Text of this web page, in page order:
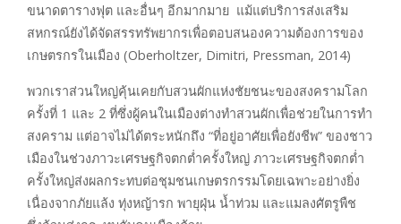
ขนาดตารางฟุต และอื่นๆ อีกมากมาย แม้แต่บริการส่งเสริม
สหกรณ์ยังได้จัดสรรทรัพยากรเพื่อตอบสนองความต้องการของ
เกษตรกรในเมือง (Oberholtzer, Dimitri, Pressman, 2014)
พวกเราส่วนใหญ่คุ้นเคยกับสวนผักแห่งชัยชนะของสงครามโลก
ครั้งที่ 1 และ 2 ที่ซึ่งผู้คนในเมืองต่างทำสวนผักเพื่อช่วยในการทำ
สงคราม แต่อาจไม่ได้ตระหนักถึง “ที่อยู่อาศัยเพื่อยังชีพ” ของชาว
เมืองในช่วงภาวะเศรษฐกิจตกต่ำครั้งใหญ่ ภาวะเศรษฐกิจตกต่ำ
ครั้งใหญ่ส่งผลกระทบต่อชุมชนเกษตรกรรมโดยเฉพาะอย่างยิ่ง
เนื่องจากภัยแล้ง ทุ่งหญ้ารก พายุฝุ่น น้ำท่วม และแมลงศัตรูพืช